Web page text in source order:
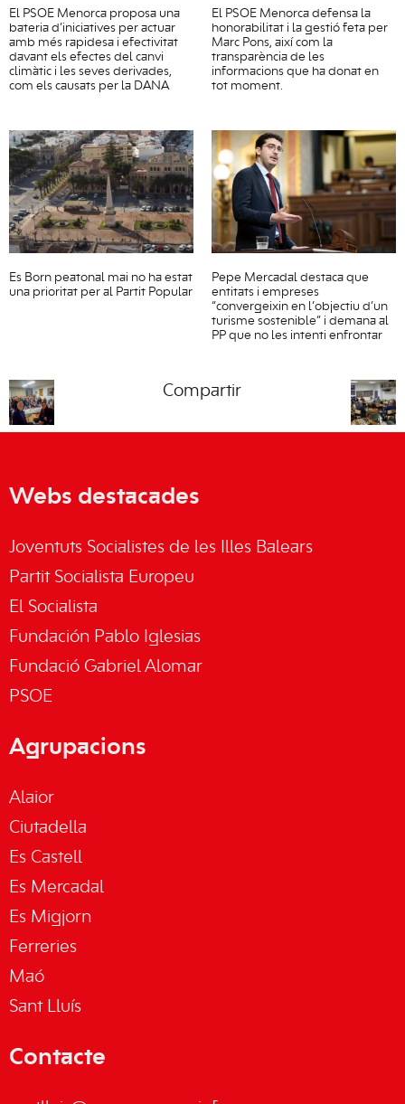
El PSOE Menorca proposa una
bateria d’iniciatives per actuar
amb més rapidesa i efectivitat
davant els efectes del canvi
climàtic i les seves derivades,
com els causats per la DANA
El PSOE Menorca defensa la
honorabilitat i la gestió feta per
Marc Pons, així com la
transparència de les
informacions que ha donat en
tot moment.
Es Born peatonal mai no ha estat
una prioritat per al Partit Popular
Pepe Mercadal destaca que
entitats i empreses
“convergeixin en l’objectiu d’un
turisme sostenible” i demana al
PP que no les intenti enfrontar
Compartir
Webs destacades
Joventuts Socialistes de les Illes Balears
Partit Socialista Europeu
El Socialista
Fundación Pablo Iglesias
Fundació Gabriel Alomar
PSOE
Agrupacions
Alaior
Ciutadella
Es Castell
Es Mercadal
Es Migjorn
Ferreries
Maó
Sant Lluís
Contacte